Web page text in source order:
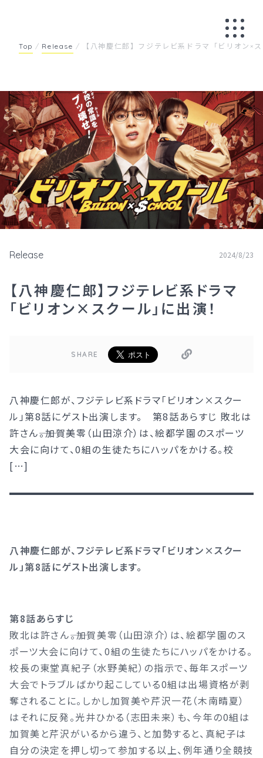
Top / Release / 【八神慶仁郎】フジテレビ系ドラマ「ビリオン×
Release 2024/8/23
【八神慶仁郎】フジテレビ系ドラマ
「ビリオン×スクール」に出演！
SHARE
八神慶仁郎が、フジテレビ系ドラマ「ビリオン×スクー
ル」第8話にゲスト出演します。 第8話あらすじ 敗北は
許さん――。加賀美零（山田涼介）は、絵都学園のスポーツ
大会に向けて、0組の生徒たちにハッパをかける。校
[…]
八神慶仁郎が、フジテレビ系ドラマ「ビリオン×スクー
ル」第8話にゲスト出演します。
第8話あらすじ
敗北は許さん――。加賀美零（山田涼介）は、絵都学園のス
ポーツ大会に向けて、0組の生徒たちにハッパをかける。
校長の東堂真紀子（水野美紀）の指示で、毎年スポーツ
大会でトラブルばかり起こしている0組は出場資格が剥
奪されることに。しかし加賀美や芹沢一花（木南晴夏）
はそれに反発。光井ひかる（志田未来）も、今年の0組は
加賀美と芹沢がいるから違う、と加勢すると、真紀子は
自分の決定を押し切って参加する以上、例年通り全競技